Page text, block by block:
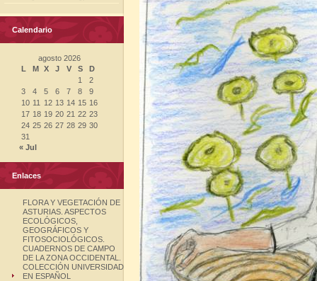
Calendario
agosto 2026
L
M X J V S
D
1
2
3
4 5 6 7 8
9
10 11 12 13 14 15 16
17 18 19 20 21 22 23
24 25 26 27 28 29 30
31
« Jul
Enlaces
FLORA Y VEGETACIÓN DE
ASTURIAS. ASPECTOS
ECOLÓGICOS,
GEOGRÁFICOS Y
FITOSOCIOLÓGICOS.
CUADERNOS DE CAMPO
DE LA ZONA OCCIDENTAL.
COLECCIÓN UNIVERSIDAD
EN ESPAÑOL